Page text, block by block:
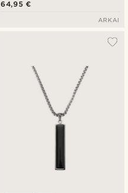
64,95 €
ARKAI